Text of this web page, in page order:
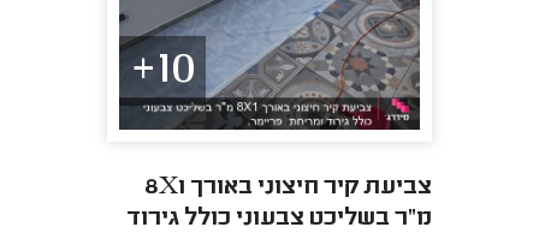
10+
צביעת קיר חיצוני באורך 8X1
מ"ר בשליכט צבעוני כולל גירוד